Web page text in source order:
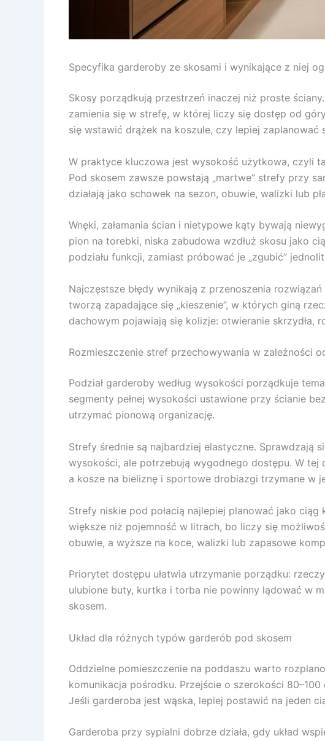
Specyfika garderoby ze skosami i wynikające z niej
Skosy porządkują przestrzeń inaczej niż proste
zamienia się w strefę, w której liczy się dostęp od
się wstawić drążek na koszule, czy lepiej zaplanować
W praktyce kluczowa jest wysokość użytkowa, czyli
Pod skosem zawsze powstają „martwe” strefy przy
działają jako schowek na sezon, obuwie, walizki lub
Wnęki, załamania ścian i nietypowe kąty bywają
pion na torebki, niska zabudowa wzdłuż skosu jako
podziału funkcji, zamiast próbować je „zgubić”
Najczęstsze błędy wynikają z przenoszenia
tworzą zapadające się „kieszenie”, w których giną
dachowym pojawiają się kolizje: otwieranie skrzydła,
Rozmieszczenie stref przechowywania w zależności
Podział garderoby według wysokości porządkuje
segmenty pełnej wysokości ustawione przy ścianie
utrzymać pionową organizację.
Strefy średnie są najbardziej elastyczne. Sprawdzają
wysokości, ale potrzebują wygodnego dostępu. W tej
a kosze na bieliznę i sportowe drobiazgi trzymane w
Strefy niskie pod połacią najlepiej planować jako
większe niż pojemność w litrach, bo liczy się
obuwie, a wyższe na koce, walizki lub zapasowe
Priorytet dostępu ułatwia utrzymanie porządku:
ulubione buty, kurtka i torba nie powinny lądować w
skosem.
Układ dla różnych typów garderób pod skosem
Oddzielne pomieszczenie na poddaszu warto
komunikacja pośrodku. Przejście o szerokości
Jeśli garderoba jest wąska, lepiej postawić na jeden
Garderoba przy sypialni dobrze działa, gdy układ